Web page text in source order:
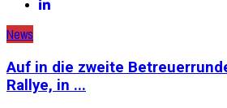
News
Auf in die zweite
Rallye, in ...